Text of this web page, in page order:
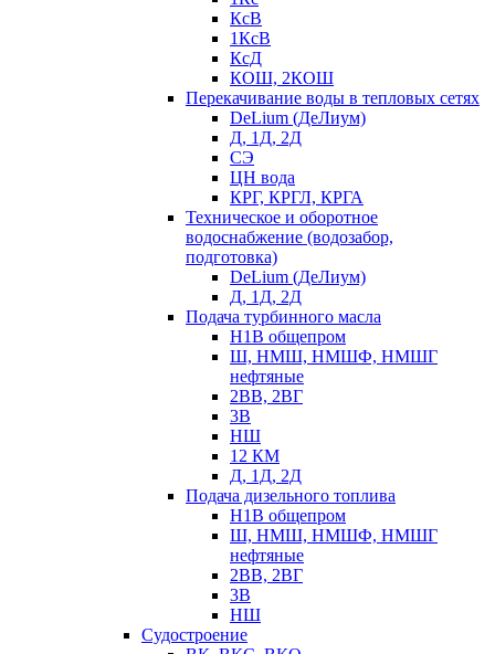
КсВ
1КсВ
КсД
КОШ, 2КОШ
Перекачивание воды в тепловых сетях
DeLium (ДеЛиум)
Д, 1Д, 2Д
СЭ
ЦН вода
КРГ, КРГЛ, КРГА
Техническое и оборотное
водоснабжение (водозабор,
подготовка)
DeLium (ДеЛиум)
Д, 1Д, 2Д
Подача турбинного масла
Н1В общепром
Ш, НМШ, НМШФ, НМШГ
нефтяные
2ВВ, 2ВГ
3В
НШ
12 КМ
Д, 1Д, 2Д
Подача дизельного топлива
Н1В общепром
Ш, НМШ, НМШФ, НМШГ
нефтяные
2ВВ, 2ВГ
3В
НШ
Судостроение